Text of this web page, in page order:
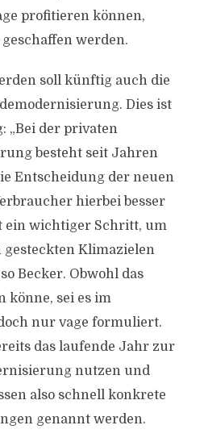
profitieren können,
werden.
soll künftig auch die
Dies ist
„Bei der privaten
besteht seit Jahren
Entscheidung der neuen
hierbei besser
ein wichtiger Schritt, um
Klimazielen
Becker. Obwohl das
könne, sei es im
nur vage formuliert.
das laufende Jahr zur
nutzen und
also schnell konkrete
genannt werden.